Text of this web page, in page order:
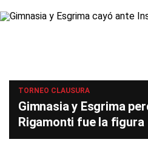
TORNEO CLAUSURA
Gimnasia y Esgrima
Rigamonti fue la figura